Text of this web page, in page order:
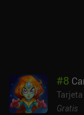
predecesores, pero
disfrutaste con
#8
Tarjeta
Gratis